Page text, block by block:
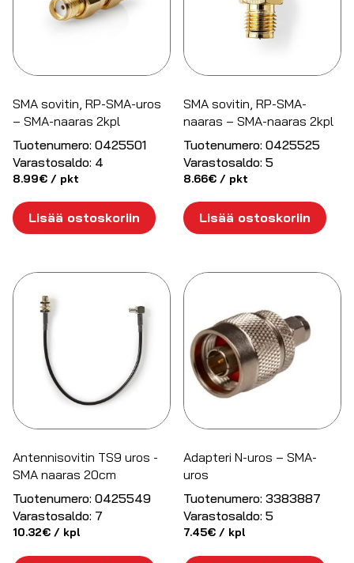
SMA sovitin, RP-SMA-uros
– SMA-naaras 2kpl
Tuotenumero: 0425501
Varastosaldo: 4
8.99€ / pkt
Lisää ostoskoriin
SMA sovitin, RP-SMA-
naaras – SMA-naaras 2kpl
Tuotenumero: 0425525
Varastosaldo: 5
8.66€ / pkt
Lisää ostoskoriin
Antennisovitin TS9 uros -
SMA naaras 20cm
Tuotenumero: 0425549
Varastosaldo: 7
10.32€ / kpl
Adapteri N-uros – SMA-
uros
Tuotenumero: 3383887
Varastosaldo: 5
7.45€ / kpl